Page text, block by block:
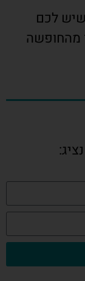
לכם
מהחופשה